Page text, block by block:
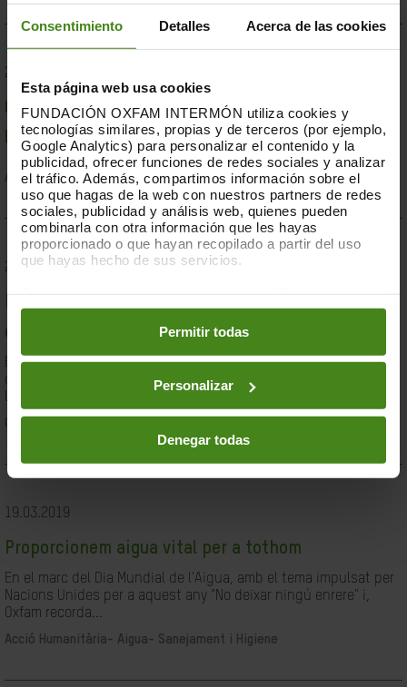
Consentimiento Detalles Acerca de las cookies
Esta página web usa cookies
FUNDACIÓN OXFAM INTERMÓN utiliza cookies y
tecnologías similares, propias y de terceros (por ejemplo,
Google Analytics) para personalizar el contenido y la
publicidad, ofrecer funciones de redes sociales y analizar
el tráfico. Además, compartimos información sobre el
uso que hagas de la web con nuestros partners de redes
sociales, publicidad y análisis web, quienes pueden
combinarla con otra información que les hayas
proporcionado o que hayan recopilado a partir del uso
que hayas hecho de sus servicios.
preferencias accediendo a nuestraPolítica de Cookieso
en los botones facilitados a continuación:
Permitir todas
Personalizar
Denegar todas
23.07.2019
Compromesos o complaents: una resposta fallida a
la crisi per sequera a la Banya d'Àfrica de 2019
Acció Humanitària-Resiliència i Mitjans de Vida
28.03.2019
desigualtat a Espanya
En el marc de la lluita contra la desigualtat, Oxfam Intermón ha
desenvolupat una eina d'anàlisi estructural de les causes de
la...
Ciutadania- Governabilitat i Drets Humans
19.03.2019
Proporcionem aigua vital per a tothom
En el marc del Dia Mundial de l'Aigua, amb el tema impulsat per
Nacions Unides per a aquest any "No deixar ningú enrere" i,
Oxfam recorda...
Acció Humanitària- Aigua- Sanejament i Higiene